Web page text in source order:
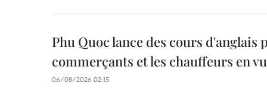
Phu Quoc lance des cours d'anglais
commerçants et les chauffeurs en
06/08/2026 02:15